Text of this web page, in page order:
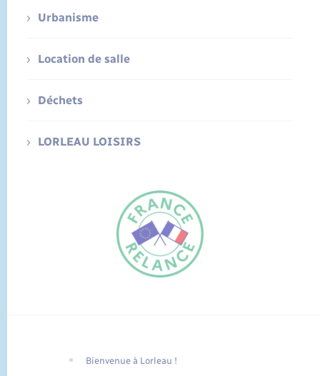
FR
Urbanisme
Location de salle
Déchets
LORLEAU LOISIRS
Bienvenue à Lorleau !